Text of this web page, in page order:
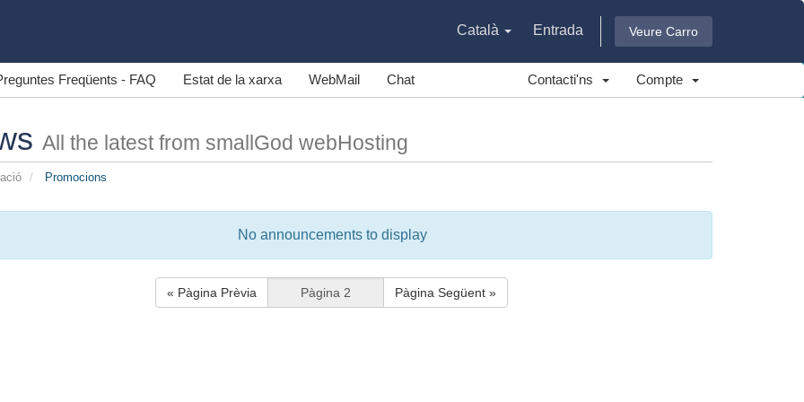
Català Entrada Veure Carro
Freqüents - FAQ Estat de la xarxa WebMail Chat Contacti'ns Compte
All the latest from smallGod webHosting
Promocions
No announcements to display
« Pàgina Prèvia Pàgina Següent »